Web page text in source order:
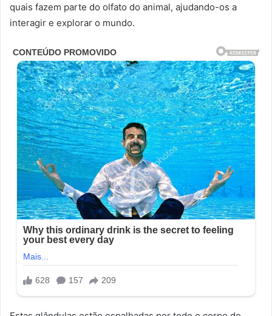
quais fazem parte do olfato do animal, ajudando-os a
interagir e explorar o mundo.